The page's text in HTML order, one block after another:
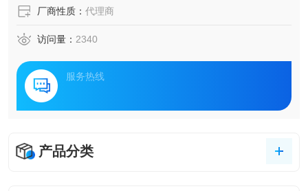
厂商性质： 代理商
访问量： 2340
服务热线
产品分类